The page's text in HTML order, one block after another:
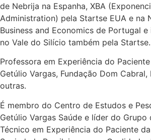
de Nebrija na Espanha, XBA
Administration) pela Startse EUA e na
Business and Economics de Portugal
no Vale do Silício também pela Startse.
Professora em Experiência do
Getúlio Vargas, Fundação Dom Cabral,
outras.
É membro do Centro de Estudos e
Getúlio Vargas Saúde e líder do Grupo
Técnico em Experiência do Paciente da